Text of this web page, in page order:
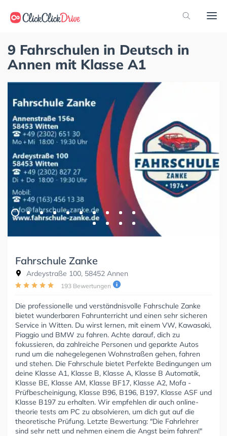
9 Fahrschulen in Deutsch in
Annen mit Klasse A1
Fahrschule Zanke
Ardeystraße 100, 58452 Annen
193 Bewertungen
Die professionelle und verständnisvolle Fahrschule Zanke
bietet wunderbaren Fahrunterricht und einen sehr sicheren
Service in Witten. Du wirst lernen, mit einem VW, Kawasaki,
Piaggio und BMW zu fahren. Achte darauf, dich zu
fokussieren, da zahlreiche Personen und geparkte Autos
rund um die nahegelegenen Wohnstraßen gehen, fahren
und stehen. Die Fahrschule bietet Perfekte Bedingungen um
deine Klasse A1, Klasse B, Klasse A, Klasse B Automatik,
Klasse BE, Klasse AM, Klasse BF17, Klasse A2, Mofa -
Prüfbescheinigung, Klasse B96, B196, B197, Klasse ASF und
Klasse B197 zu erhalten. Wir empfehlen dir auch online-
theorie tests am PC zu absolvieren, um dich gut auf die
theoretische Prüfung. Letzte Bewertung: "Die Fahrlehrer
sind sehr nett und nehmen einem die Angst beim fahren!"